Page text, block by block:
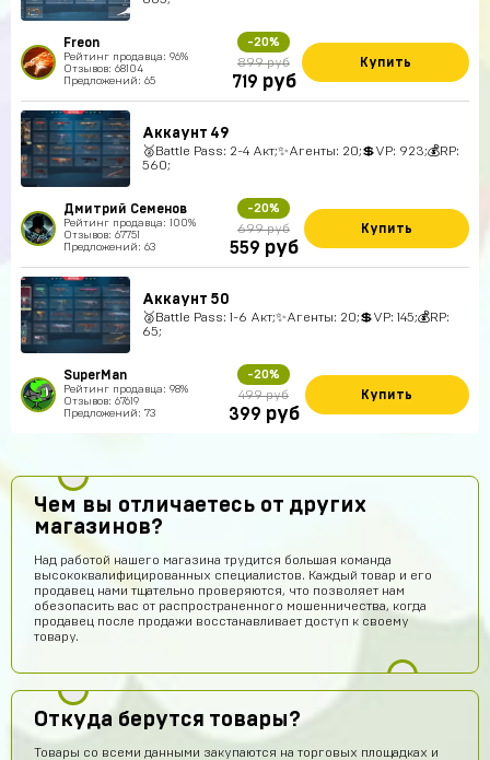
Freon
Рейтинг продавца: 96%
Отзывов: 68104
Предложений: 65
-20%
899 руб
719 руб
Купить
Аккаунт 49
🥈Battle Pass: 2-4 Акт;✨Агенты: 20;💲VP: 923;💰RP:
560;
Дмитрий Семенов
Рейтинг продавца: 100%
Отзывов: 67751
Предложений: 63
-20%
699 руб
559 руб
Купить
Аккаунт 50
🥈Battle Pass: 1-6 Акт;✨Агенты: 20;💲VP: 145;💰RP:
65;
SuperMan
Рейтинг продавца: 98%
Отзывов: 67619
Предложений: 73
-20%
499 руб
399 руб
Купить
Чем вы отличаетесь от других
магазинов?
Над работой нашего магазина трудится большая команда
высококвалифицированных специалистов. Каждый товар и его
продавец нами тщательно проверяются, что позволяет нам
обезопасить вас от распространенного мошенничества, когда
продавец после продажи восстанавливает доступ к своему
товару.
Откуда берутся товары?
Товары со всеми данными закупаются на торговых площадках и